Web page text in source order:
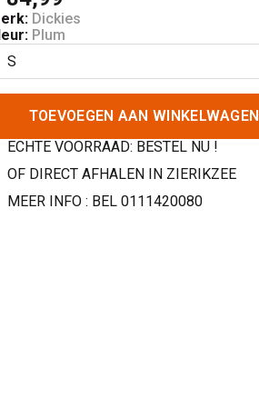
Dickies
Plum
TOEVOEGEN AAN WINKELWAGEN
ECHTE VOORRAAD: BESTEL NU !
OF DIRECT AFHALEN IN ZIERIKZEE
MEER INFO : BEL 0111420080